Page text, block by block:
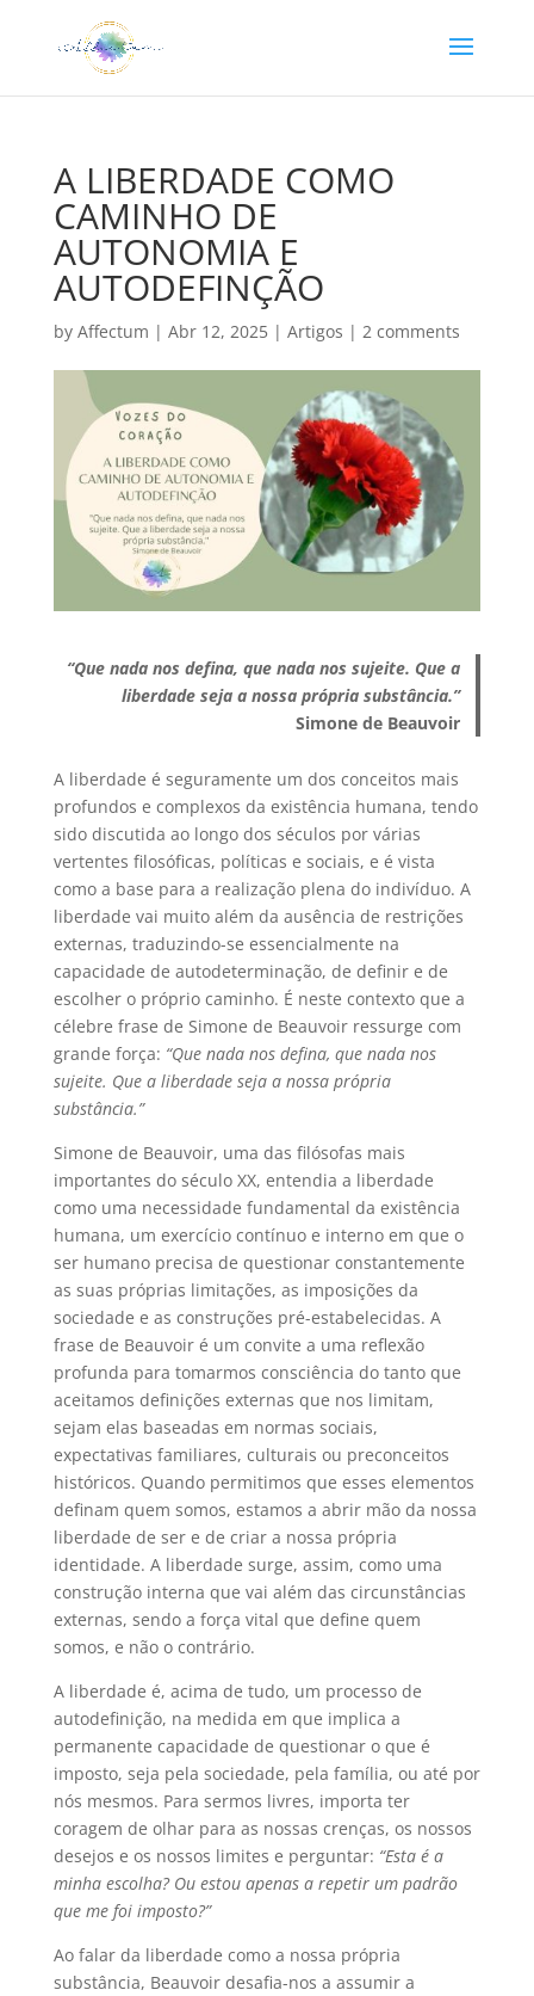
A LIBERDADE COMO
CAMINHO DE
AUTONOMIA E
AUTODEFINÇÃO
by Affectum | Abr 12, 2025| Artigos | 2 comments
“Que nada nos defina, que nada nos sujeite. Que a
liberdade seja a nossa própria substância.”
Simone de Beauvoir
A liberdade é seguramente um dos conceitos mais
profundos e complexos da existência humana, tendo
sido discutida ao longo dos séculos por várias
vertentes filosóficas, políticas e sociais, e é vista
como a base para a realização plena do indivíduo. A
liberdade vai muito além da ausência de restrições
externas, traduzindo-se essencialmente na
capacidade de autodeterminação, de definir e de
escolher o próprio caminho. É neste contexto que a
célebre frase de Simone de Beauvoir ressurge com
grande força: “Que nada nos defina, que nada nos
sujeite. Que a liberdade seja a nossa própria
substância.”
Simone de Beauvoir, uma das filósofas mais
importantes do século XX, entendia a liberdade
como uma necessidade fundamental da existência
humana, um exercício contínuo e interno em que o
ser humano precisa de questionar constantemente
as suas próprias limitações, as imposições da
sociedade e as construções pré-estabelecidas. A
frase de Beauvoir é um convite a uma reflexão
profunda para tomarmos consciência do tanto que
aceitamos definições externas que nos limitam,
sejam elas baseadas em normas sociais,
expectativas familiares, culturais ou preconceitos
históricos. Quando permitimos que esses elementos
definam quem somos, estamos a abrir mão da nossa
liberdade de ser e de criar a nossa própria
identidade. A liberdade surge, assim, como uma
construção interna que vai além das circunstâncias
externas, sendo a força vital que define quem
somos, e não o contrário.
A liberdade é, acima de tudo, um processo de
autodefinição, na medida em que implica a
permanente capacidade de questionar o que é
imposto, seja pela sociedade, pela família, ou até por
nós mesmos. Para sermos livres, importa ter
coragem de olhar para as nossas crenças, os nossos
desejos e os nossos limites e perguntar: “Esta é a
minha escolha? Ou estou apenas a repetir um padrão
que me foi imposto?”
Ao falar da liberdade como a nossa própria
substância, Beauvoir desafia-nos a assumir a